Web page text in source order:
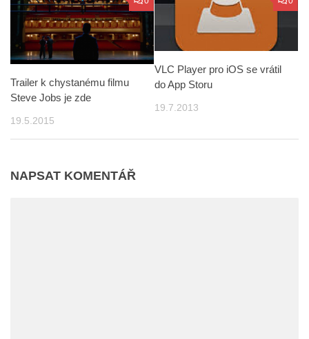
Trailer k chystanému filmu
Steve Jobs je zde
19.5.2015
VLC Player pro iOS se vrátil
do App Storu
19.7.2013
NAPSAT KOMENTÁŘ